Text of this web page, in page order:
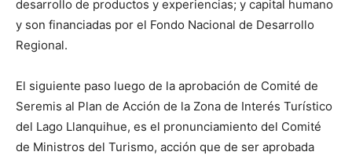
desarrollo de productos y experiencias; y capital humano
y son financiadas por el Fondo Nacional de Desarrollo
Regional.
El siguiente paso luego de la aprobación de Comité de
Seremis al Plan de Acción de la Zona de Interés Turístico
del Lago Llanquihue, es el pronunciamiento del Comité
de Ministros del Turismo, acción que de ser aprobada